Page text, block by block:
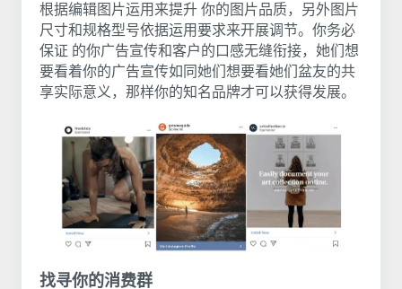
根据编辑图片运用来提升 你的图片品质，另外图片
尺寸和规格型号依据运用要求来开展调节。你务必
保证 的你广告宣传和客户的口感无缝衔接，她们想
要看着你的广告宣传如同她们想要看她们盆友的共
享实际意义，那样你的知名品牌才可以获得发展。
找寻你的消费群